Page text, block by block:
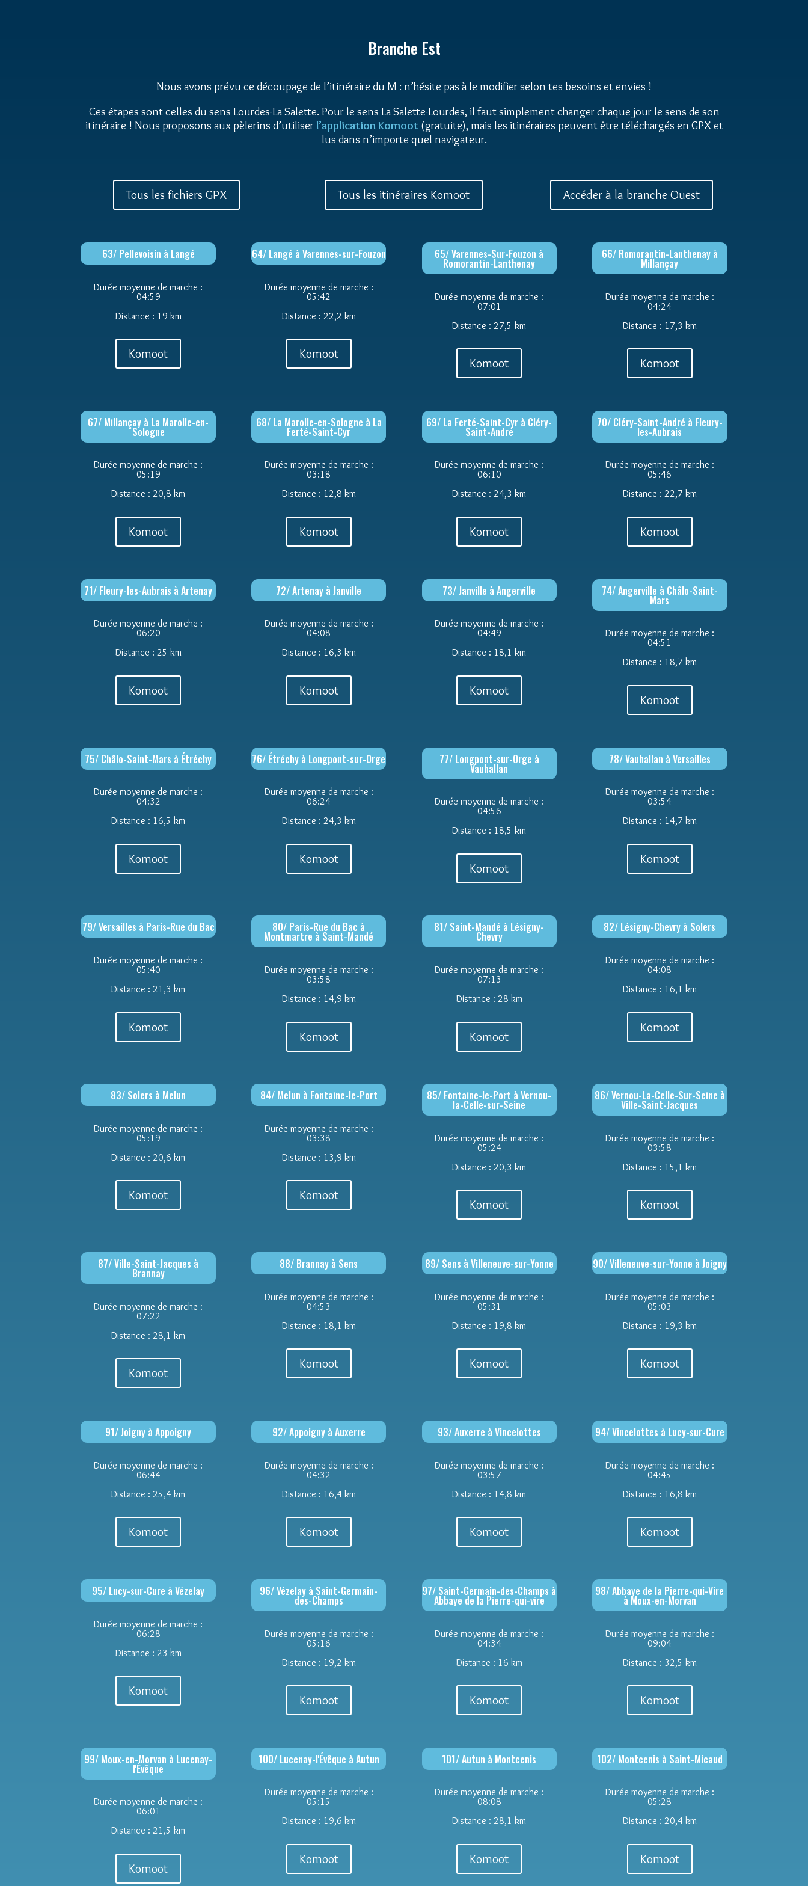
Branche Est
Nous avons prévu ce découpage de l’itinéraire du M : n’hésite pas à le modifier selon tes besoins et envies !
Ces étapes sont celles du sens Lourdes-La Salette. Pour le sens La Salette-Lourdes, il faut simplement changer chaque jour le sens de son
itinéraire ! Nous proposons aux pèlerins d’utiliser l’application Komoot (gratuite), mais les itinéraires peuvent être téléchargés en GPX et
lus dans n’importe quel navigateur.
Tous les fichiers GPX Tous les itinéraires Komoot Accéder à la branche Ouest
63/ Pellevoisin à Langé
Durée moyenne de marche :
04:59
Distance : 19 km
Komoot
64/ Langé à Varennes-sur-Fouzon
Durée moyenne de marche :
05:42
Distance : 22,2 km
Komoot
65/ Varennes-Sur-Fouzon à
Romorantin-Lanthenay
Durée moyenne de marche :
07:01
Distance : 27,5 km
Komoot
66/ Romorantin-Lanthenay à
Millançay
Durée moyenne de marche :
04:24
Distance : 17,3 km
Komoot
67/ Millançay à La Marolle-en-
Sologne
Durée moyenne de marche :
05:19
Distance : 20,8 km
Komoot
68/ La Marolle-en-Sologne à La
Ferté-Saint-Cyr
Durée moyenne de marche :
03:18
Distance : 12,8 km
Komoot
69/ La Ferté-Saint-Cyr à Cléry-
Saint-André
Durée moyenne de marche :
06:10
Distance : 24,3 km
Komoot
70/ Cléry-Saint-André à Fleury-
les-Aubrais
Durée moyenne de marche :
05:46
Distance : 22,7 km
Komoot
71/ Fleury-les-Aubrais à Artenay
Durée moyenne de marche :
06:20
Distance : 25 km
Komoot
72/ Artenay à Janville
Durée moyenne de marche :
04:08
Distance : 16,3 km
Komoot
73/ Janville à Angerville
Durée moyenne de marche :
04:49
Distance : 18,1 km
Komoot
74/ Angerville à Châlo-Saint-
Mars
Durée moyenne de marche :
04:51
Distance : 18,7 km
Komoot
75/ Châlo-Saint-Mars à Étréchy
Durée moyenne de marche :
04:32
Distance : 16,5 km
Komoot
76/ Étréchy à Longpont-sur-Orge
Durée moyenne de marche :
06:24
Distance : 24,3 km
Komoot
77/ Longpont-sur-Orge à
Vauhallan
Durée moyenne de marche :
04:56
Distance : 18,5 km
Komoot
78/ Vauhallan à Versailles
Durée moyenne de marche :
03:54
Distance : 14,7 km
Komoot
79/ Versailles à Paris-Rue du Bac
Durée moyenne de marche :
05:40
Distance : 21,3 km
Komoot
80/ Paris-Rue du Bac à
Montmartre à Saint-Mandé
Durée moyenne de marche :
03:58
Distance : 14,9 km
Komoot
81/ Saint-Mandé à Lésigny-
Chevry
Durée moyenne de marche :
07:13
Distance : 28 km
Komoot
82/ Lésigny-Chevry à Solers
Durée moyenne de marche :
04:08
Distance : 16,1 km
Komoot
83/ Solers à Melun
Durée moyenne de marche :
05:19
Distance : 20,6 km
Komoot
84/ Melun à Fontaine-le-Port
Durée moyenne de marche :
03:38
Distance : 13,9 km
Komoot
85/ Fontaine-le-Port à Vernou-
la-Celle-sur-Seine
Durée moyenne de marche :
05:24
Distance : 20,3 km
Komoot
86/ Vernou-La-Celle-Sur-Seine à
Ville-Saint-Jacques
Durée moyenne de marche :
03:58
Distance : 15,1 km
Komoot
87/ Ville-Saint-Jacques à
Brannay
Durée moyenne de marche :
07:22
Distance : 28,1 km
Komoot
88/ Brannay à Sens
Durée moyenne de marche :
04:53
Distance : 18,1 km
Komoot
89/ Sens à Villeneuve-sur-Yonne
Durée moyenne de marche :
05:31
Distance : 19,8 km
Komoot
90/ Villeneuve-sur-Yonne à Joigny
Durée moyenne de marche :
05:03
Distance : 19,3 km
Komoot
91/ Joigny à Appoigny
Durée moyenne de marche :
06:44
Distance : 25,4 km
Komoot
92/ Appoigny à Auxerre
Durée moyenne de marche :
04:32
Distance : 16,4 km
Komoot
93/ Auxerre à Vincelottes
Durée moyenne de marche :
03:57
Distance : 14,8 km
Komoot
94/ Vincelottes à Lucy-sur-Cure
Durée moyenne de marche :
04:45
Distance : 16,8 km
Komoot
95/ Lucy-sur-Cure à Vézelay
Durée moyenne de marche :
06:28
Distance : 23 km
Komoot
96/ Vézelay à Saint-Germain-
des-Champs
Durée moyenne de marche :
05:16
Distance : 19,2 km
Komoot
97/ Saint-Germain-des-Champs à
Abbaye de la Pierre-qui-vire
Durée moyenne de marche :
04:34
Distance : 16 km
Komoot
98/ Abbaye de la Pierre-qui-Vire
à Moux-en-Morvan
Durée moyenne de marche :
09:04
Distance : 32,5 km
Komoot
99/ Moux-en-Morvan à Lucenay-
l'Évêque
Durée moyenne de marche :
06:01
Distance : 21,5 km
Komoot
100/ Lucenay-l'Évêque à Autun
Durée moyenne de marche :
05:15
Distance : 19,6 km
Komoot
101/ Autun à Montcenis
Durée moyenne de marche :
08:08
Distance : 28,1 km
Komoot
102/ Montcenis à Saint-Micaud
Durée moyenne de marche :
05:28
Distance : 20,4 km
Komoot